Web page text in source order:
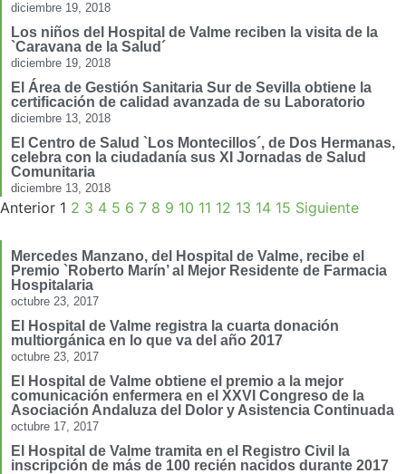
diciembre 19, 2018
Los niños del Hospital de Valme reciben la visita de la
`Caravana de la Salud´
diciembre 19, 2018
El Área de Gestión Sanitaria Sur de Sevilla obtiene la
certificación de calidad avanzada de su Laboratorio
diciembre 13, 2018
El Centro de Salud `Los Montecillos´, de Dos Hermanas,
celebra con la ciudadanía sus XI Jornadas de Salud
Comunitaria
diciembre 13, 2018
Anterior 1 2 3 4 5 6 7 8 9 10 11 12 13 14 15 Siguiente
Mercedes Manzano, del Hospital de Valme, recibe el
Premio `Roberto Marín’ al Mejor Residente de Farmacia
Hospitalaria
octubre 23, 2017
El Hospital de Valme registra la cuarta donación
multiorgánica en lo que va del año 2017
octubre 23, 2017
El Hospital de Valme obtiene el premio a la mejor
comunicación enfermera en el XXVI Congreso de la
Asociación Andaluza del Dolor y Asistencia Continuada
octubre 17, 2017
El Hospital de Valme tramita en el Registro Civil la
inscripción de más de 100 recién nacidos durante 2017